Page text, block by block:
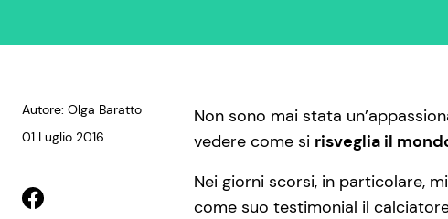
Autore: Olga Baratto
01 Luglio 2016
Non sono mai stata
vedere come si risveglia il
Nei giorni scorsi, in particolare,
come suo testimonial il